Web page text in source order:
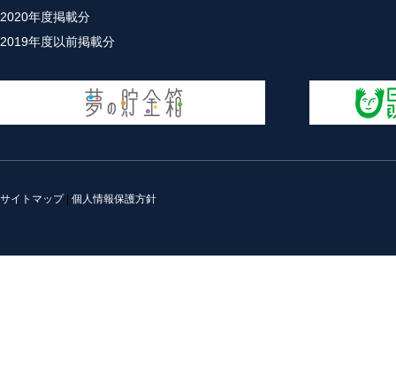
2020年度掲載分
2019年度以前掲載分
サイトマップ| 個人情報保護方針